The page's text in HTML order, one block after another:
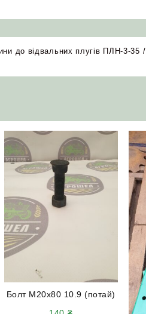
до відвальних плугів ПЛН-3-35 /
Болт М20х80 10.9 (потай)